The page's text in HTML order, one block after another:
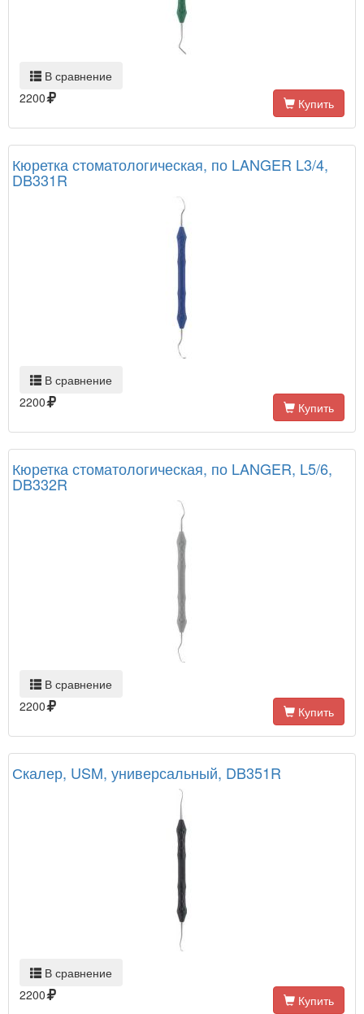
В сравнение
2200
Купить
Кюретка стоматологическая, по LANGER L3/4,
DB331R
В сравнение
2200
Купить
Кюретка стоматологическая, по LANGER, L5/6,
DB332R
В сравнение
2200
Купить
Скалер, USM, универсальный, DB351R
В сравнение
2200
Купить